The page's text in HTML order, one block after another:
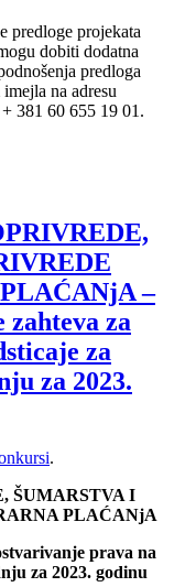
predloge projekata
dobiti dodatna
predloga
na adresu
381 60 655 19 01.
–
zahteva za
za
za 2023.
.
ŠUMARSTVA I
PLAĆANjA
prava na
za 2023. godinu